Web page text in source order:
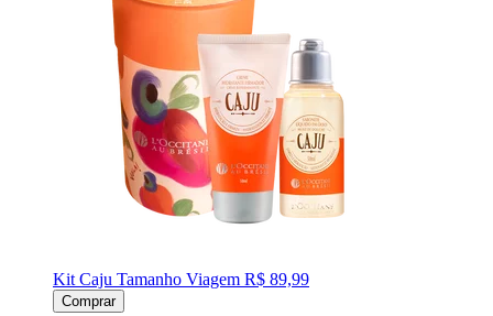
Kit Caju Tamanho Viagem R$ 89,99
Comprar